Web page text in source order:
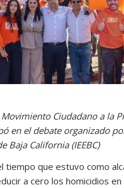
Ciudadano a la
en el debate organizado
Baja California (IEEBC)
tiempo que estuvo como
a cero los homicidios en